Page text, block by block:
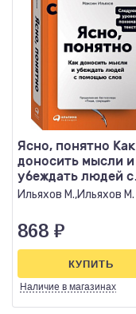
Ясно, понятно Как
доносить мысли и
убеждать людей с
помощью слов
Ильяхов М.,Ильяхов М.
868 ₽
Наличие в магазинах
КУПИТЬ